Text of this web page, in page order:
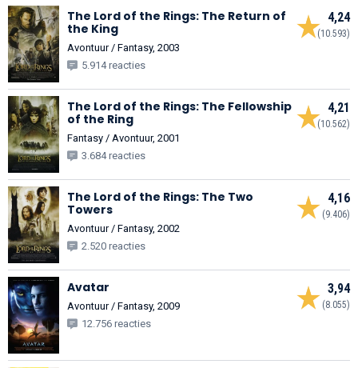
4,24
(10.593)
The Lord of the Rings: The Return of
the King
Avontuur / Fantasy, 2003
5.914 reacties
4,21
(10.562)
The Lord of the Rings: The Fellowship
of the Ring
Fantasy / Avontuur, 2001
3.684 reacties
4,16
(9.406)
The Lord of the Rings: The Two
Towers
Avontuur / Fantasy, 2002
2.520 reacties
3,94
(8.055)
Avatar
Avontuur / Fantasy, 2009
12.756 reacties